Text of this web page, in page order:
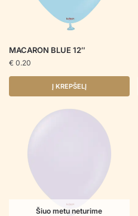
MACARON BLUE 12″
€ 0.20
Į KREPŠELĮ
Šiuo metu neturime